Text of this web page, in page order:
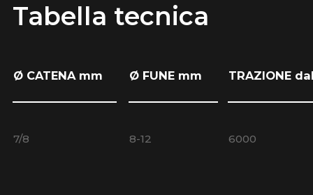
Tabella tecnica
Ø CATENA mm Ø FUNE mm TRAZIONE
7/8 8-12 6000